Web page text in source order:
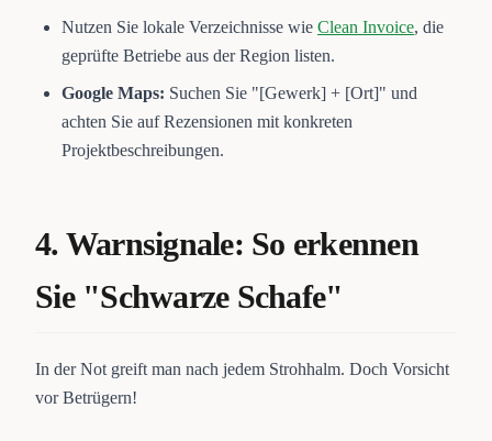
Nutzen Sie lokale Verzeichnisse wie Clean Invoice, die
geprüfte Betriebe aus der Region listen.
Google Maps: Suchen Sie "[Gewerk] + [Ort]" und
achten Sie auf Rezensionen mit konkreten
Projektbeschreibungen.
4. Warnsignale: So erkennen
Sie "Schwarze Schafe"
In der Not greift man nach jedem Strohhalm. Doch Vorsicht
vor Betrügern!